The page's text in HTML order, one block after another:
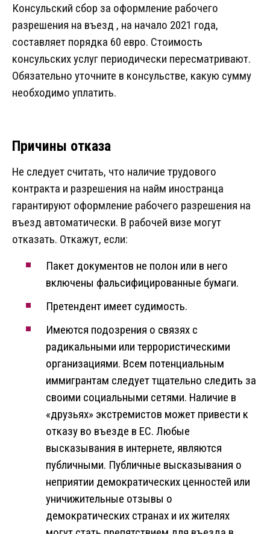
Консульский сбор за оформление рабочего
разрешения на въезд , на начало 2021 года,
составляет порядка 60 евро. Стоимость
консульских услуг периодически пересматривают.
Обязательно уточните в консульстве, какую сумму
необходимо уплатить.
Причины отказа
Не следует считать, что наличие трудового
контракта и разрешения на найм иностранца
гарантируют оформление рабочего разрешения на
въезд автоматически. В рабочей визе могут
отказать. Откажут, если:
Пакет документов не полон или в него
включены фальсифицированные бумаги.
Претендент имеет судимость.
Имеются подозрения о связях с
радикальными или террористическими
организациями. Всем потенциальным
иммигрантам следует тщательно следить за
своими социальными сетями. Наличие в
«друзьях» экстремистов может привести к
отказу во въезде в ЕС. Любые
высказывания в интернете, являются
публичными. Публичные высказывания о
неприятии демократических ценностей или
уничижительные отзывы о
демократических странах и их жителях